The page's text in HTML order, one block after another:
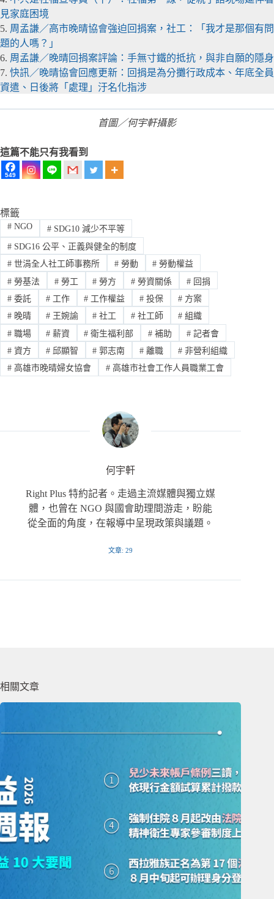
見家庭困境
5. 周孟謙／高市晚晴協會強迫回捐案，社工：「我才是那個有問
題的人嗎？」
6. 周孟謙／晚晴回捐案評論：手無寸鐵的抵抗，與非自願的隱身
7. 快訊／晚晴協會回應更新：回捐是為分攤行政成本、年底全員
資遣、日後將「處理」汙名化指涉
首圖／何宇軒攝影
這篇不能只有我看到
549
標籤
#NGO #SDG10 減少不平等
#SDG16 公平、正義與健全的制度
#世涓全人社工師事務所 #勞動 # 勞動權益
#勞基法 #勞工 # 勞方 # 勞資關係 # 回捐
#委託 #工作 # 工作權益 # 投保 # 方案
#晚晴 #王婉諭 # 社工 # 社工師 # 組織
#職場 #薪資 # 衛生福利部 # 補助 # 記者會
#資方 #邱顯智 # 郭志南 # 離職 # 非營利組織
#高雄市晚晴婦女協會 #高雄市社會工作人員職業工會
何宇軒
Right Plus 特約記者。走過主流媒體與獨立媒
體，也曾在 NGO 與國會助理間游走，盼能
從全面的角度，在報導中呈現政策與議題。
文章: 29
相關文章